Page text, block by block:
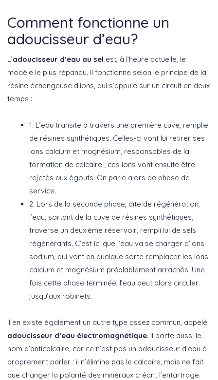
Comment fonctionne un
adoucisseur d’eau?
L’adoucisseur d’eau au sel est, à l’heure actuelle, le
modèle le plus répandu. Il fonctionne selon le principe de la
résine échangeuse d’ions, qui s’appuie sur un circuit en deux
temps :
1. L’eau transite à travers une première cuve, remplie
de résines synthétiques. Celles-ci vont lui retirer ses
ions calcium et magnésium, responsables de la
formation de calcaire ; ces ions vont ensuite être
rejetés aux égouts. On parle alors de phase de
service.
2. Lors de la seconde phase, dite de régénération,
l’eau, sortant de la cuve de résines synthétiques,
traverse un deuxième réservoir, rempli lui de sels
régénérants. C’est ici que l’eau va se charger d’ions
sodium, qui vont en quelque sorte remplacer les ions
calcium et magnésium préalablement arrachés. Une
fois cette phase terminée, l’eau peut alors circuler
jusqu’aux robinets.
Il en existe également un autre type assez commun, appelé
adoucisseur d’eau électromagnétique. Il porte aussi le
nom d’anticalcaire, car ce n’est pas un adoucisseur d’eau à
proprement parler : il n’élimine pas le calcaire, mais ne fait
que changer la polarité des minéraux créant l’entartrage.